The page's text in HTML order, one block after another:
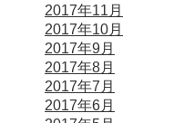
2017年11月
2017年10月
2017年9月
2017年8月
2017年7月
2017年6月